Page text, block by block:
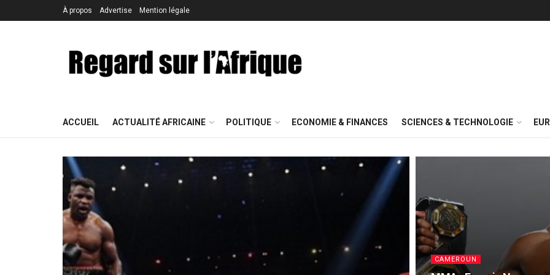
À propos Advertise Mention légale
ACCUEIL ACTUALITÉ AFRICAINE POLITIQUE ECONOMIE & FINANCES SCIENCES & TECHNOLOGIE
CAMEROUN